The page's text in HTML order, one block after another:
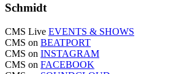
Schmidt
CMS Live EVENTS & SHOWS
CMS on BEATPORT
CMS on INSTAGRAM
CMS on FACEBOOK